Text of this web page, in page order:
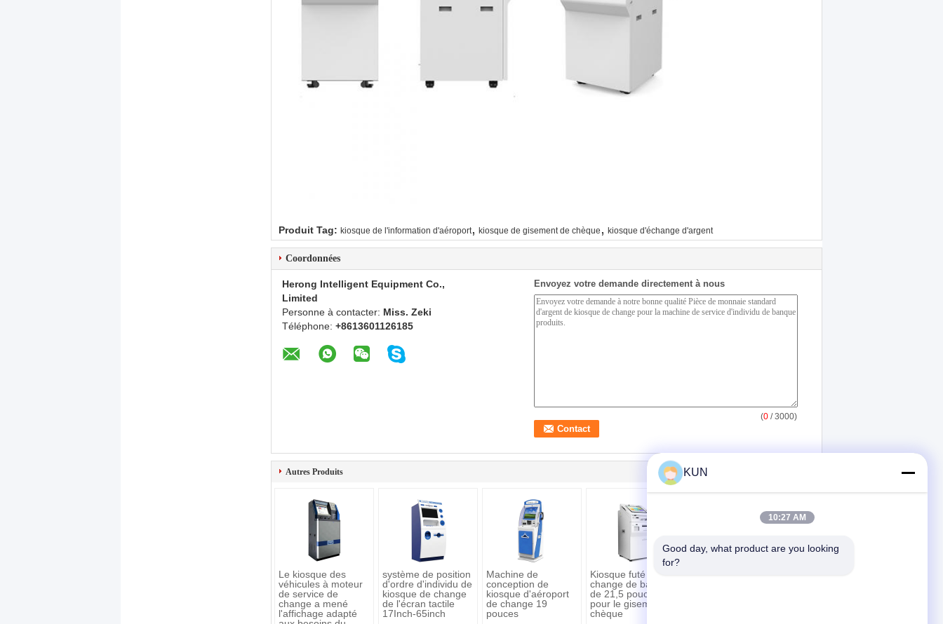
Produit Tag: kiosque de l'information d'aéroport, kiosque de gisement de chèque , kiosque d'échange d'argent
Coordonnées
Herong Intelligent Equipment Co.,
Limited
Personne à contacter: Miss. Zeki
Téléphone: +8613601126185
Envoyez votre demande directement à nous
(0 / 3000)
Autres Produits
Le kiosque des
véhicules à moteur
de service de
change a mené
l'affichage adapté
système de position
d'ordre d'individu de
kiosque de change
de l'écran tactile
17Inch-65inch
Machine de
conception de
kiosque d'aéroport
de change 19
pouces
Kiosque futé de
change de banque
de 21,5 pouces
pour le gisement de
chèque
KUN
10:27 AM
Good day, what product are you looking
for?